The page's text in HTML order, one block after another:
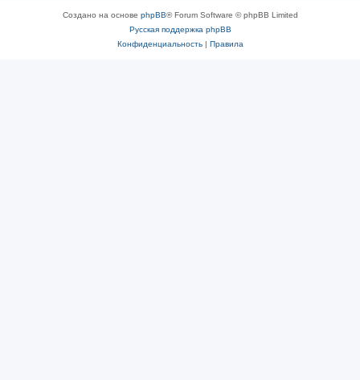
Создано на основе phpBB® Forum Software © phpBB Limited
Русская поддержка phpBB
Конфиденциальность| Правила